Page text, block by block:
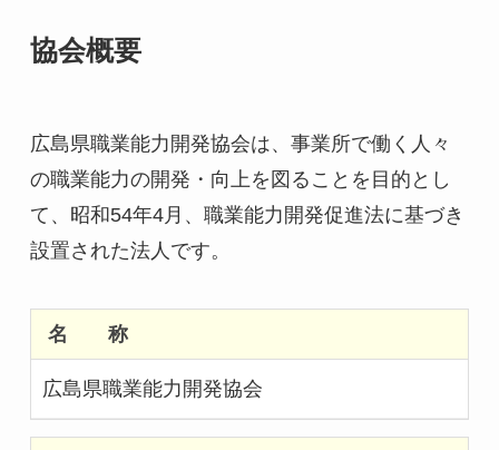
協会概要
広島県職業能力開発協会は、事業所で働く人々
の職業能力の開発・向上を図ることを目的とし
て、昭和54年4月、職業能力開発促進法に基づき
設置された法人です。
名 称
広島県職業能力開発協会